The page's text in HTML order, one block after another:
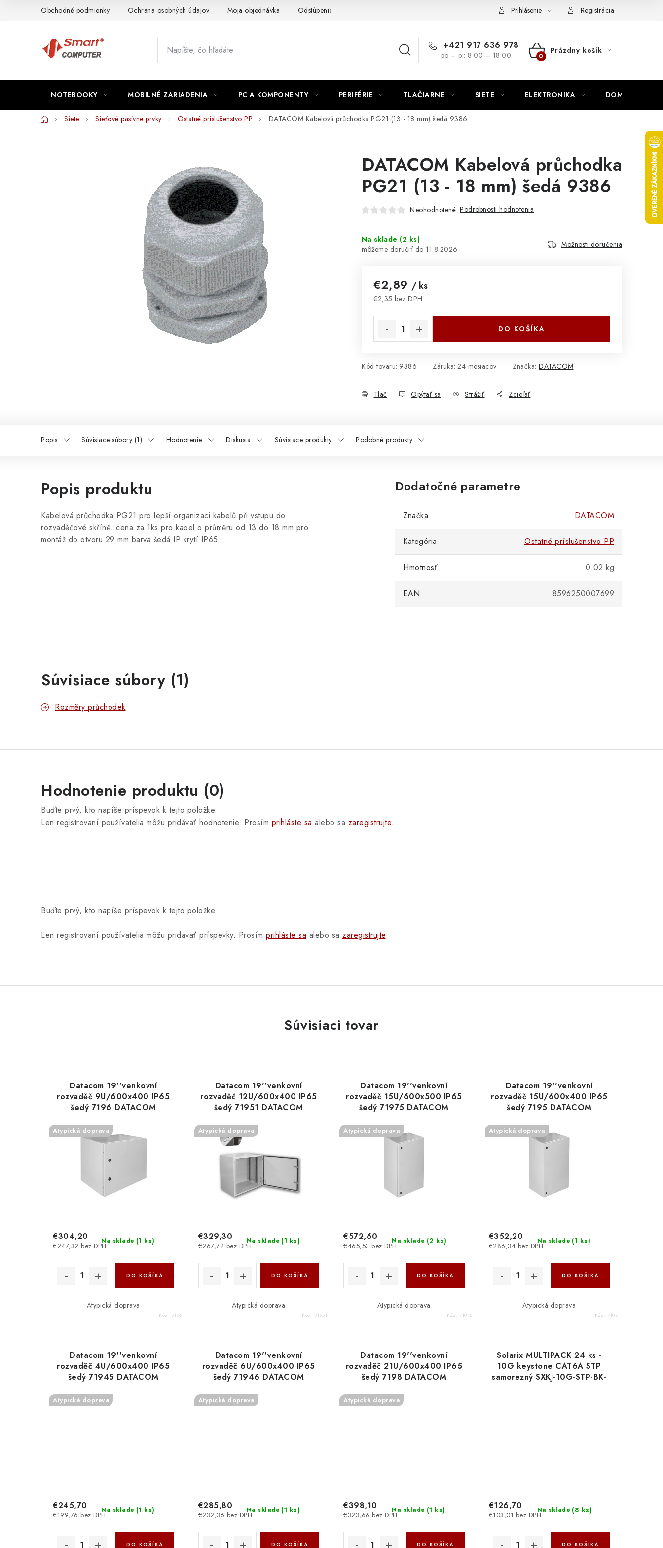
Obchodné podmienky Ochrana osobných údajov Moja objednávka Odstúpenie od zmluvy Napíšte námPrihlásenie Registrácia
+421 917 636 978
po – pi: 8:00 – 18:00
NÁKUPNÝ
Prázdny košík
NOTEBOOKY MOBILNÉ ZARIADENIA PC A KOMPONENTY PERIFÉRIE TLAČIARNE SIETE ELEKTRONIKA DOMÁCNOSŤ
DomovSiete Sieťové pasívne prvky Ostatné príslušenstvo PP DATACOM Kabelová průchodka PG21 (13 - 18 mm) šedá 9386
DATACOM Kabelová průchodka
PG21 (13 - 18 mm) šedá 9386
Neohodnotené Podrobnosti hodnotenia
Na sklade (2 ks)
11.8.2026
Možnosti doručenia
€2,89 / ks
€2,35 bez DPH
DO KOŠÍKA
Kód tovaru: 9386 Záruka: 24 mesiacov Značka: DATACOM
Tlač Opýtať sa Strážiť Zdieľať
Popis Súvisiace súbory (1) Hodnotenie Diskusia Súvisiace produkty Podobné produkty
Popis produktu
Kabelová průchodka PG21 pro lepší organizaci kabelů při vstupu do
rozvaděčové skříně. cena za 1ks pro kabel o průměru od 13 do 18 mm pro
montáž do otvoru 29 mm barva šedá IP krytí IP65
Dodatočné parametre
Značka DATACOM
Kategória Ostatné príslušenstvo PP
Hmotnosť 0.02 kg
EAN 8596250007699
Súvisiace súbory (1)
Rozměry průchodek
Hodnotenie produktu (0)
Buďte prvý, kto napíše príspevok k tejto položke.
Len registrovaní používatelia môžu pridávať hodnotenie. Prosím prihláste sa alebo sa zaregistrujte.
Buďte prvý, kto napíše príspevok k tejto položke.
Len registrovaní používatelia môžu pridávať príspevky. Prosím prihláste sa alebo sa zaregistrujte.
Súvisiaci tovar
Datacom 19''venkovní
rozvaděč 9U/600x400 IP65
šedý 7196 DATACOM
Atypická doprava
Na sklade (1 ks)
€247,32 bez DPH
€304,20
DO KOŠÍKA
Atypická doprava
Kód: 7196
Datacom 19''venkovní
rozvaděč 12U/600x400 IP65
šedý 71951 DATACOM
Atypická doprava
Na sklade (1 ks)
€267,72 bez DPH
€329,30
DO KOŠÍKA
Atypická doprava
Kód: 71951
Datacom 19''venkovní
rozvaděč 15U/600x500 IP65
šedý 71975 DATACOM
Atypická doprava
Na sklade (2 ks)
€465,53 bez DPH
€572,60
DO KOŠÍKA
Atypická doprava
Kód: 71975
Datacom 19''venkovní
rozvaděč 15U/600x400 IP65
šedý 7195 DATACOM
Atypická doprava
Na sklade (1 ks)
€286,34 bez DPH
€352,20
DO KOŠÍKA
Atypická doprava
Kód: 7195
Datacom 19''venkovní
rozvaděč 4U/600x400 IP65
šedý 71945 DATACOM
Atypická doprava
Na sklade (1 ks)
€199,76 bez DPH
€245,70
DO KOŠÍKA
Datacom 19''venkovní
rozvaděč 6U/600x400 IP65
šedý 71946 DATACOM
Atypická doprava
Na sklade (1 ks)
€232,36 bez DPH
€285,80
DO KOŠÍKA
Datacom 19''venkovní
rozvaděč 21U/600x400 IP65
šedý 7198 DATACOM
Atypická doprava
Na sklade (1 ks)
€323,66 bez DPH
€398,10
DO KOŠÍKA
Solarix MULTIPACK 24 ks -
10G keystone CAT6A STP
samorezný SXKJ-10G-STP-BK-
Na sklade (8 ks)
€103,01 bez DPH
€126,70
DO KOŠÍKA